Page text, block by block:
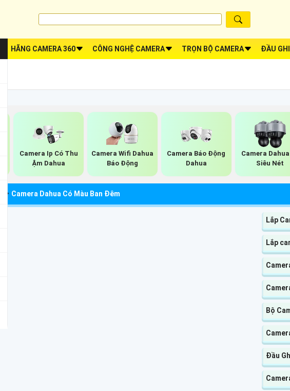
HÃNG CAMERA 360 CÔNG NGHỆ CAMERA TRỌN BỘ CAMERA ĐẦU GHI
Camera Ip Có Thu
Ậm Dahua
Camera Wifi Dahua
Báo Động
Camera Báo Động
Dahua
Camera Dahua
Siêu Nét
Camera Dahua Có Màu Ban Đêm
Lắp
Lắp
Bộ
Đầu